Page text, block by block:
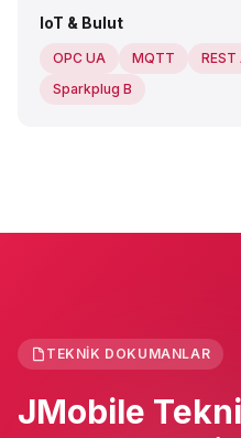
IoT & Bulut
OPC UA MQTT REST
Sparkplug B
TEKNIK DOKUMANLAR
JMobile